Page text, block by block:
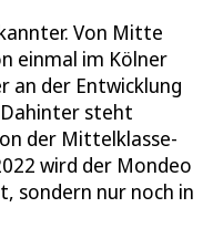
Von Mitte
einmal im Kölner
an der Entwicklung
Dahinter steht
der Mittelklasse-
wird der Mondeo
sondern nur noch in